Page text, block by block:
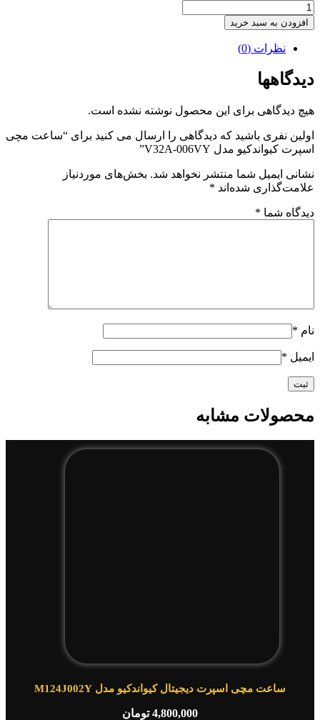
افزودن به سبد خرید
نظرات (0)
دیدگاهها
هیچ دیدگاهی برای این محصول نوشته نشده است.
اولین نفری باشید که دیدگاهی را ارسال می کنید برای “ساعت مچی
اسپرت کیواندکیو مدل V32A-006VY”
نشانی ایمیل شما منتشر نخواهد شد. بخش‌های موردنیاز
علامت‌گذاری شده‌اند *
دیدگاه شما *
نام *
ایمیل *
محصولات مشابه
ساعت مچی اسپرت دیجیتال کیواندکیو مدل M124J002Y
4,800,000 تومان